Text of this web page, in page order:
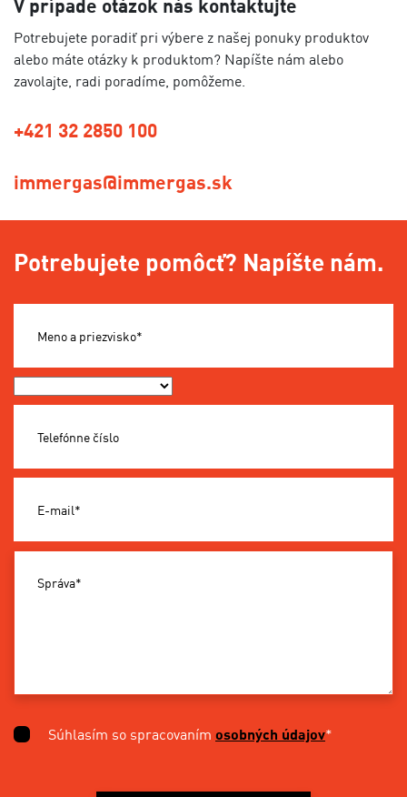
V prípade otázok nás kontaktujte
Potrebujete poradiť pri výbere z našej ponuky produktov
alebo máte otázky k produktom? Napíšte nám alebo
zavolajte, radi poradíme, pomôžeme.
+421 32 2850 100
immergas@immergas.sk
Potrebujete pomôcť? Napíšte nám.
Meno a priezvisko*
Okres*
Telefónne číslo
E-mail*
Správa*
Súhlasím so spracovaním osobných údajov*